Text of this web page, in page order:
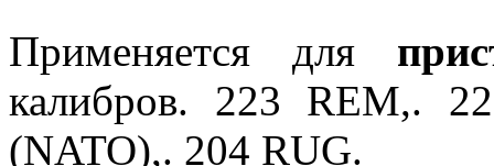
Применяется для
калибров. 223 REM,.
(NATO),. 204 RUG.